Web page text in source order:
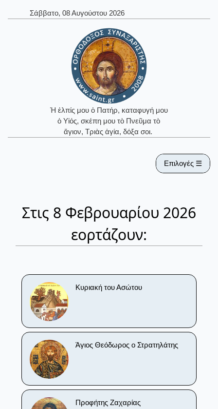
Σάββατο, 08 Αυγούστου 2026
Ἡ ἐλπίς μου ὁ Πατήρ, καταφυγή μου
ὁ Υἱός, σκέπη μου τὸ Πνεῦμα τὸ
ἅγιον, Τριὰς ἁγία, δόξα σοι.
Επιλογές ☰
Στις 8 Φεβρουαρίου 2026
εορτάζουν:
Κυριακή του Ασώτου
Άγιος Θεόδωρος ο Στρατηλάτης
Προφήτης Ζαχαρίας